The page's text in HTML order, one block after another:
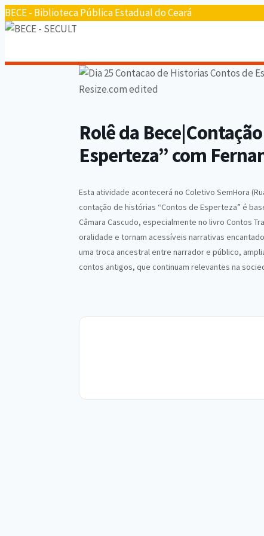
BECE - Biblioteca Pública Estadual do Ceará
Rolê da
Esperteza” com
Esta atividade acontecerá no Coletivo SemHora
contação de histórias “Contos de Esperteza” é
Câmara Cascudo, especialmente no livro Contos
oralidade e tornam acessíveis narrativas
uma troca ancestral entre narrador e público,
contos antigos, que continuam relevantes na